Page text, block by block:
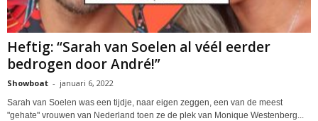
Heftig: “Sarah van Soelen al véél eerder
bedrogen door André!”
Showboat - januari 6, 2022
Sarah van Soelen was een tijdje, naar eigen zeggen, een van de meest
"gehate" vrouwen van Nederland toen ze de plek van Monique Westenberg...